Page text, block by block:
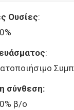
Ουσίες:
:
σύνθεση:
β/ο